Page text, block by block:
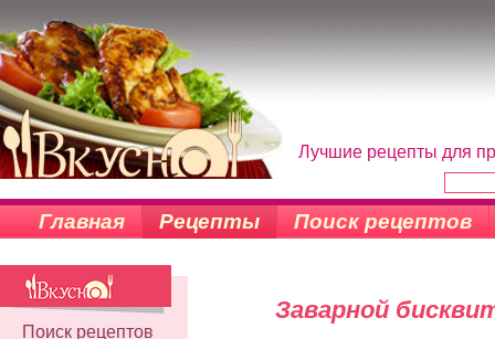
Лучшие рецепты для
Главная Рецепты Поиск рецептов
Поиск рецептов
Заварной